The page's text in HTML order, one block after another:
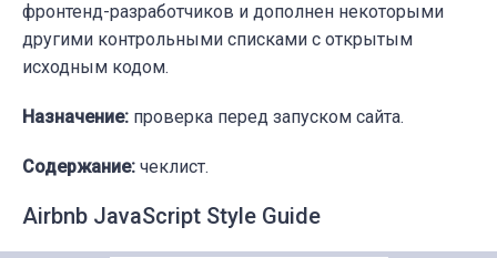
фронтенд-разработчиков и дополнен некоторыми
другими контрольными списками с открытым
исходным кодом.
Назначение: проверка перед запуском сайта.
Содержание: чеклист.
Airbnb JavaScript Style Guide